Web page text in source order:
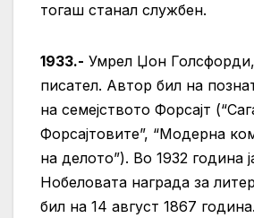
тогаш станал службен.
1933.- Умрел Џон
писател. Автор бил на
на семејството Форсајт
Форсајтовите”, “Модерна
на делото”). Во 1932 година
Нобеловата награда за
бил на 14 август 1867 година.